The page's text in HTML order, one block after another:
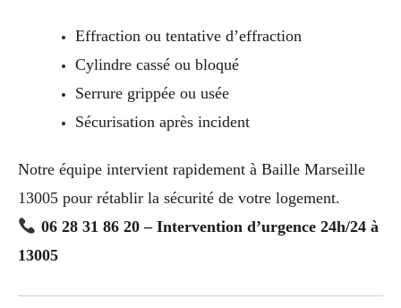
Effraction ou tentative d’effraction
Cylindre cassé ou bloqué
Serrure grippée ou usée
Sécurisation après incident
Notre équipe intervient rapidement à Baille Marseille
13005 pour rétablir la sécurité de votre logement.
06 28 31 86 20 – Intervention d’urgence 24h/24 à
13005